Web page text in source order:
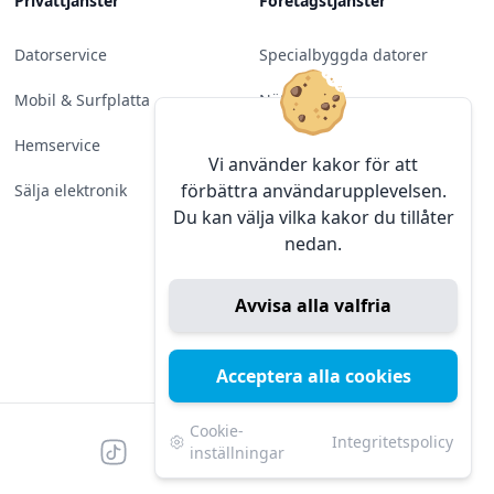
Vi använder kakor för att
förbättra användarupplevelsen.
Du kan välja vilka kakor du tillåter
nedan.
Avvisa alla valfria
Acceptera alla cookies
Cookie-
inställningar
Integritetspolicy
Datorservice
Mobil & Surfplatta
Hemservice
Sälja elektronik
Specialbyggda datorer
Nätverk
Programvara
Server & Backup
Konferens & Public Display
Sälja elektronik
Tiktok FacebookInstagramYouTube Mörkt läge